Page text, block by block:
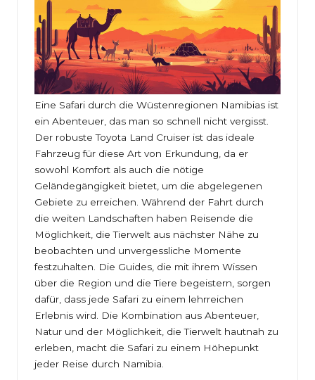
Eine Safari durch die Wüstenregionen Namibias ist
ein Abenteuer, das man so schnell nicht vergisst.
Der robuste Toyota Land Cruiser ist das ideale
Fahrzeug für diese Art von Erkundung, da er
sowohl Komfort als auch die nötige
Geländegängigkeit bietet, um die abgelegenen
Gebiete zu erreichen. Während der Fahrt durch
die weiten Landschaften haben Reisende die
Möglichkeit, die Tierwelt aus nächster Nähe zu
beobachten und unvergessliche Momente
festzuhalten. Die Guides, die mit ihrem Wissen
über die Region und die Tiere begeistern, sorgen
dafür, dass jede Safari zu einem lehrreichen
Erlebnis wird. Die Kombination aus Abenteuer,
Natur und der Möglichkeit, die Tierwelt hautnah zu
erleben, macht die Safari zu einem Höhepunkt
jeder Reise durch Namibia.